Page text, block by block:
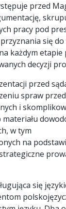
przed
pracy pod
się
każdym
decyzji
przed
spraw
i
w tym
na
się